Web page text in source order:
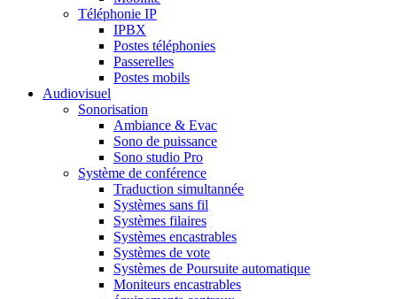
Téléphonie IP
IPBX
Postes téléphonies
Passerelles
Postes mobils
Audiovisuel
Sonorisation
Ambiance & Evac
Sono de puissance
Sono studio Pro
Système de conférence
Traduction simultannée
Systèmes sans fil
Systèmes filaires
Systèmes encastrables
Systèmes de vote
Systèmes de Poursuite automatique
Moniteurs encastrables